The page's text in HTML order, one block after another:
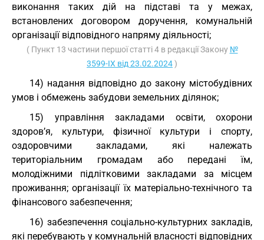
виконання таких дій на підставі та у межах,
встановлених договором доручення, комунальній
організації відповідного напряму діяльності;
( Пункт 13 частини першої статті 4 в редакції Закону №
3599-IX від 23.02.2024)
14) надання відповідно до закону містобудівних
умов і обмежень забудови земельних ділянок;
15) управління закладами освіти, охорони
здоров’я, культури, фізичної культури і спорту,
оздоровчими закладами, які належать
територіальним громадам або передані їм,
молодіжними підлітковими закладами за місцем
проживання; організації їх матеріально-технічного та
фінансового забезпечення;
16) забезпечення соціально-культурних закладів,
які перебувають у комунальній власності відповідних